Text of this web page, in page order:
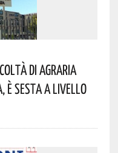
DI AGRARIA
È SESTA A LIVELLO